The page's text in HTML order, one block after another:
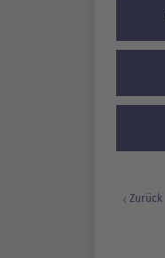
Zurück